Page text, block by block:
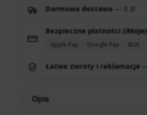
Darmowa dostawa — 0 zł
Bezpieczne płatności (iMoje)
Apple Pay Google Pay BLIK
Łatwe zwroty i reklamacje
Opis